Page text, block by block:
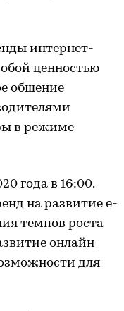
интернет-
ценностью
общение
в режиме
года в 16:00.
на развитие e-
темпов роста
онлайн-
для